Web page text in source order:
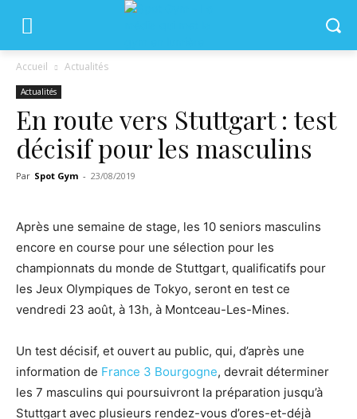
Accueil Actualités
Actualités
En route vers Stuttgart : test
décisif pour les masculins
Par Spot Gym - 23/08/2019
Après une semaine de stage, les 10 seniors masculins
encore en course pour une sélection pour les
championnats du monde de Stuttgart, qualificatifs pour
les Jeux Olympiques de Tokyo, seront en test ce
vendredi 23 août, à 13h, à Montceau-Les-Mines.
Un test décisif, et ouvert au public, qui, d’après une
information de France 3 Bourgogne, devrait déterminer
les 7 masculins qui poursuivront la préparation jusqu’à
Stuttgart avec plusieurs rendez-vous d’ores-et-déjà